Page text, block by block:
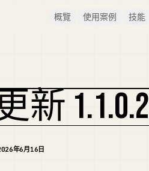
概覽 使用案例 技能
更新 1.1.0.2
年6月16日